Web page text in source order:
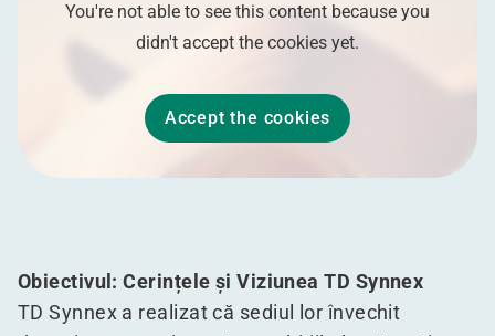
You're not able to see this content because you
didn't accept the cookies yet.
Accept the cookies
Obiectivul: Cerințele și Viziunea TD Synnex
TD Synnex a realizat că sediul lor învechit